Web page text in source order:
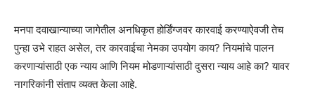
मनपा दवाखान्याच्या जागेतील अनधिकृत होर्डिंग्जवर कारवाई करण्याऐवजी तेच
पुन्हा उभे राहत असेल, तर कारवाईचा नेमका उपयोग काय? नियमांचे पालन
करणाऱ्यांसाठी एक न्याय आणि नियम मोडणाऱ्यांसाठी दुसरा न्याय आहे का? यावर
नागरिकांनी संताप व्यक्त केला आहे.